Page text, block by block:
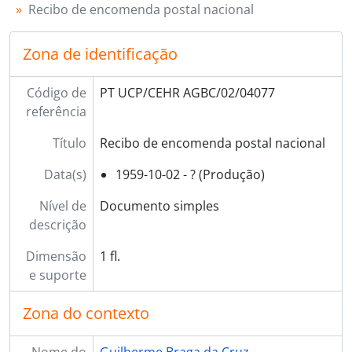
[Documento simples] 04082 - Carta de João Cavalheiro para Guilherme Braga da Cruz, 1959-10-04 - ?
[Documento simples] 04084 - Carta de Camilo Barcia Trelles para Guilherme Braga da Cruz, 1959-10-07 - ?
[Documento simples] 04085 - Carta de Domingos Braga da Cruz para o sobrinho Guilherme Braga da Cruz, 1959-10-07 - ?
[Documento simples] 04086 - Carta de João Cavalheiro para Guilherme Braga da Cruz, 1959-10-09 - ?
[Documento simples] 04087 - Carta de Gregório Ortega para Guilherme Braga da Cruz, 1959-10-09 - ?
[Documento simples] 04088 - Carta de Francisco Alves Ferreira para Guilherme Braga da Cruz, 1959-10-12 - ?
[Documento simples] 04089 - Carta de José de Alpuim para Guilherme Braga da Cruz, 1959-10-13 - ?
[Documento simples] 04090 - Carta de Armando [?] para Guilherme Braga da Cruz, 1959-10-15 - ?
[Documento simples] 04092 - Carta de Mário Faria para Guilherme Braga da Cruz, 1959-10-16 - ?
[Documento simples] 04093 - Carta de Mário Júlio de Almeida Costa para Guilherme Braga da Cruz, 1959-10-17 - ?
[Documento simples] 04094 - Carta do padre Sebastião Cruz para Guilherme Braga da Cruz, 1959-10-18 - ?
[Documento simples] 04095 - Carta de José Gabriel de Mariz Graça para Guilherme Braga da Cruz, 1959-10-19 - ?
[Documento simples] 04096 - Carta de Natal Querido da Costa e Silva para Guilherme Braga da Cruz, 1959-10-19 - ?
[Documento simples] 04098 - Carta de Francisco José Veloso para o primo Guilherme Braga da Cruz, 1959-10-21 - ?
[Documento simples] 04099 - Carta de Luís [Garcia] para Guilherme Braga da Cruz, 1959-10-21 - ?
Recibo de encomenda postal nacional
Zona de identificação
Código de
referência
PT UCP/CEHR AGBC/02/04077
Título
Recibo de encomenda postal nacional
Data(s)
1959-10-02 - ? (Produção)
Nível de
descrição
Documento simples
Dimensão
e suporte
1 fl.
Zona do contexto